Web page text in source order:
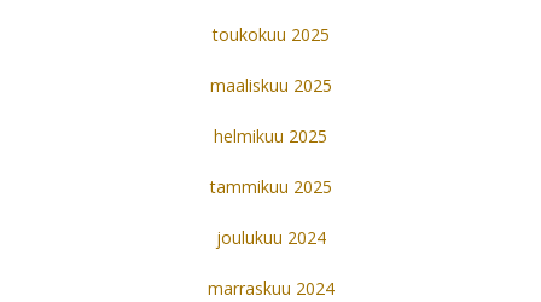
toukokuu 2025
maaliskuu 2025
helmikuu 2025
tammikuu 2025
joulukuu 2024
marraskuu 2024